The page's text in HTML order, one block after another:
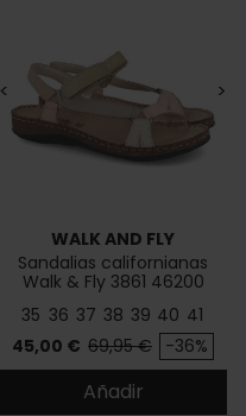
< >
WALK AND FLY
Sandalias californianas
Walk & Fly 3861 46200
35 36 37 38 39 40 41
Precio
45,00 € Precio base
69,95 € -36%
Añadir